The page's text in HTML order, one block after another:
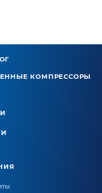
КОМПРЕССОРЫ